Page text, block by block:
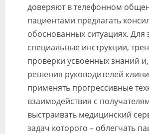
доверяют в телефонном
пациентами предлагать
обоснованных ситуациях. Для
специальные инструкции,
проверки усвоенных знаний
решения руководителей
применять прогрессивные
взаимодействия с
выстраивать медицинский
задач которого – облегчать